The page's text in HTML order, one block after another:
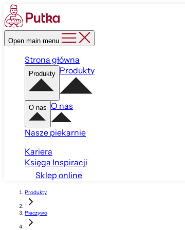
Open main menu
Strona główna
Produkty Produkty
O nas O nas
Nasze piekarnie
Kariera
Księga Inspiracji
Sklep online
Produkty
Pieczywo